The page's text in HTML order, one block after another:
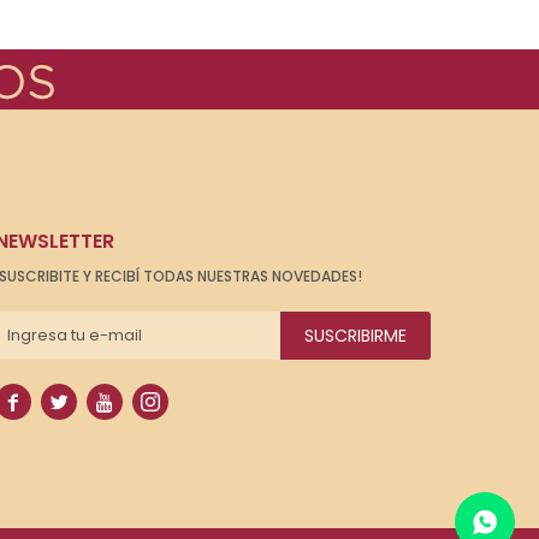
Y RECIBÍ TODAS NUESTRAS NOVEDADES!
SUSCRIBIRME
   